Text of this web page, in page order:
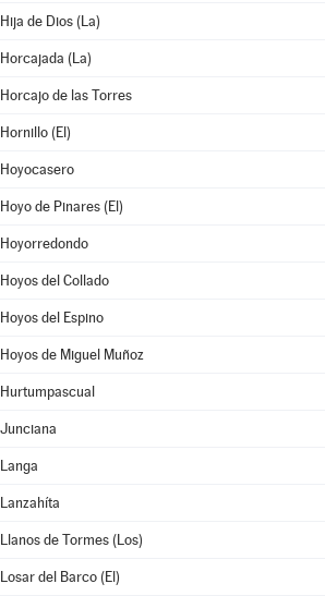
Hija de Dios (La)
Horcajada (La)
Horcajo de las Torres
Hornillo (El)
Hoyocasero
Hoyo de Pinares (El)
Hoyorredondo
Hoyos del Collado
Hoyos del Espino
Hoyos de Miguel Muñoz
Hurtumpascual
Junciana
Langa
Lanzahíta
Llanos de Tormes (Los)
Losar del Barco (El)